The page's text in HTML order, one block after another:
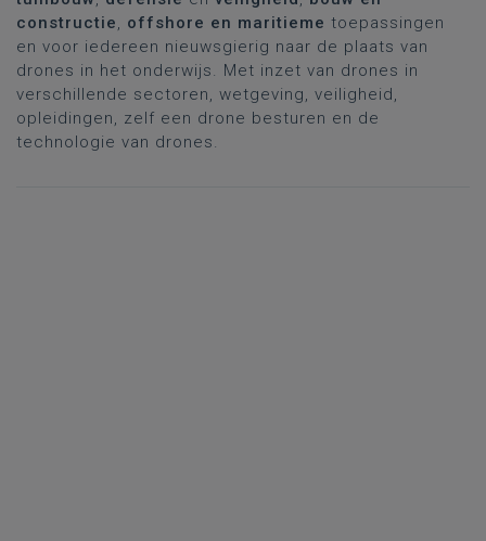
constructie
offshore en maritieme toepassingen
en voor iedereen nieuwsgierig naar de plaats van
drones in het onderwijs. Met inzet van drones in
verschillende sectoren, wetgeving, veiligheid,
opleidingen, zelf een drone besturen en de
technologie van drones.